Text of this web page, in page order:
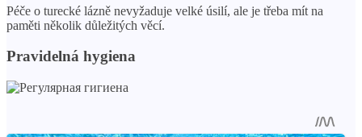
Péče o turecké lázně nevyžaduje velké úsilí, ale je třeba mít na
paměti několik důležitých věcí.
Pravidelná hygiena